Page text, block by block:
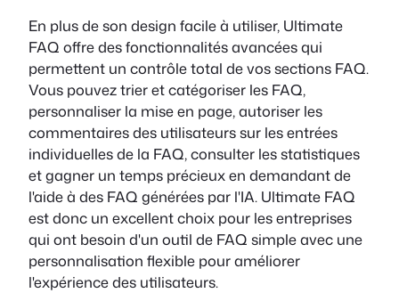
En plus de son design facile à utiliser, Ultimate
FAQ offre des fonctionnalités avancées qui
permettent un contrôle total de vos sections FAQ.
Vous pouvez trier et catégoriser les FAQ,
personnaliser la mise en page, autoriser les
commentaires des utilisateurs sur les entrées
individuelles de la FAQ, consulter les statistiques
et gagner un temps précieux en demandant de
l'aide à des FAQ générées par l'IA. Ultimate FAQ
est donc un excellent choix pour les entreprises
qui ont besoin d'un outil de FAQ simple avec une
personnalisation flexible pour améliorer
l'expérience des utilisateurs.